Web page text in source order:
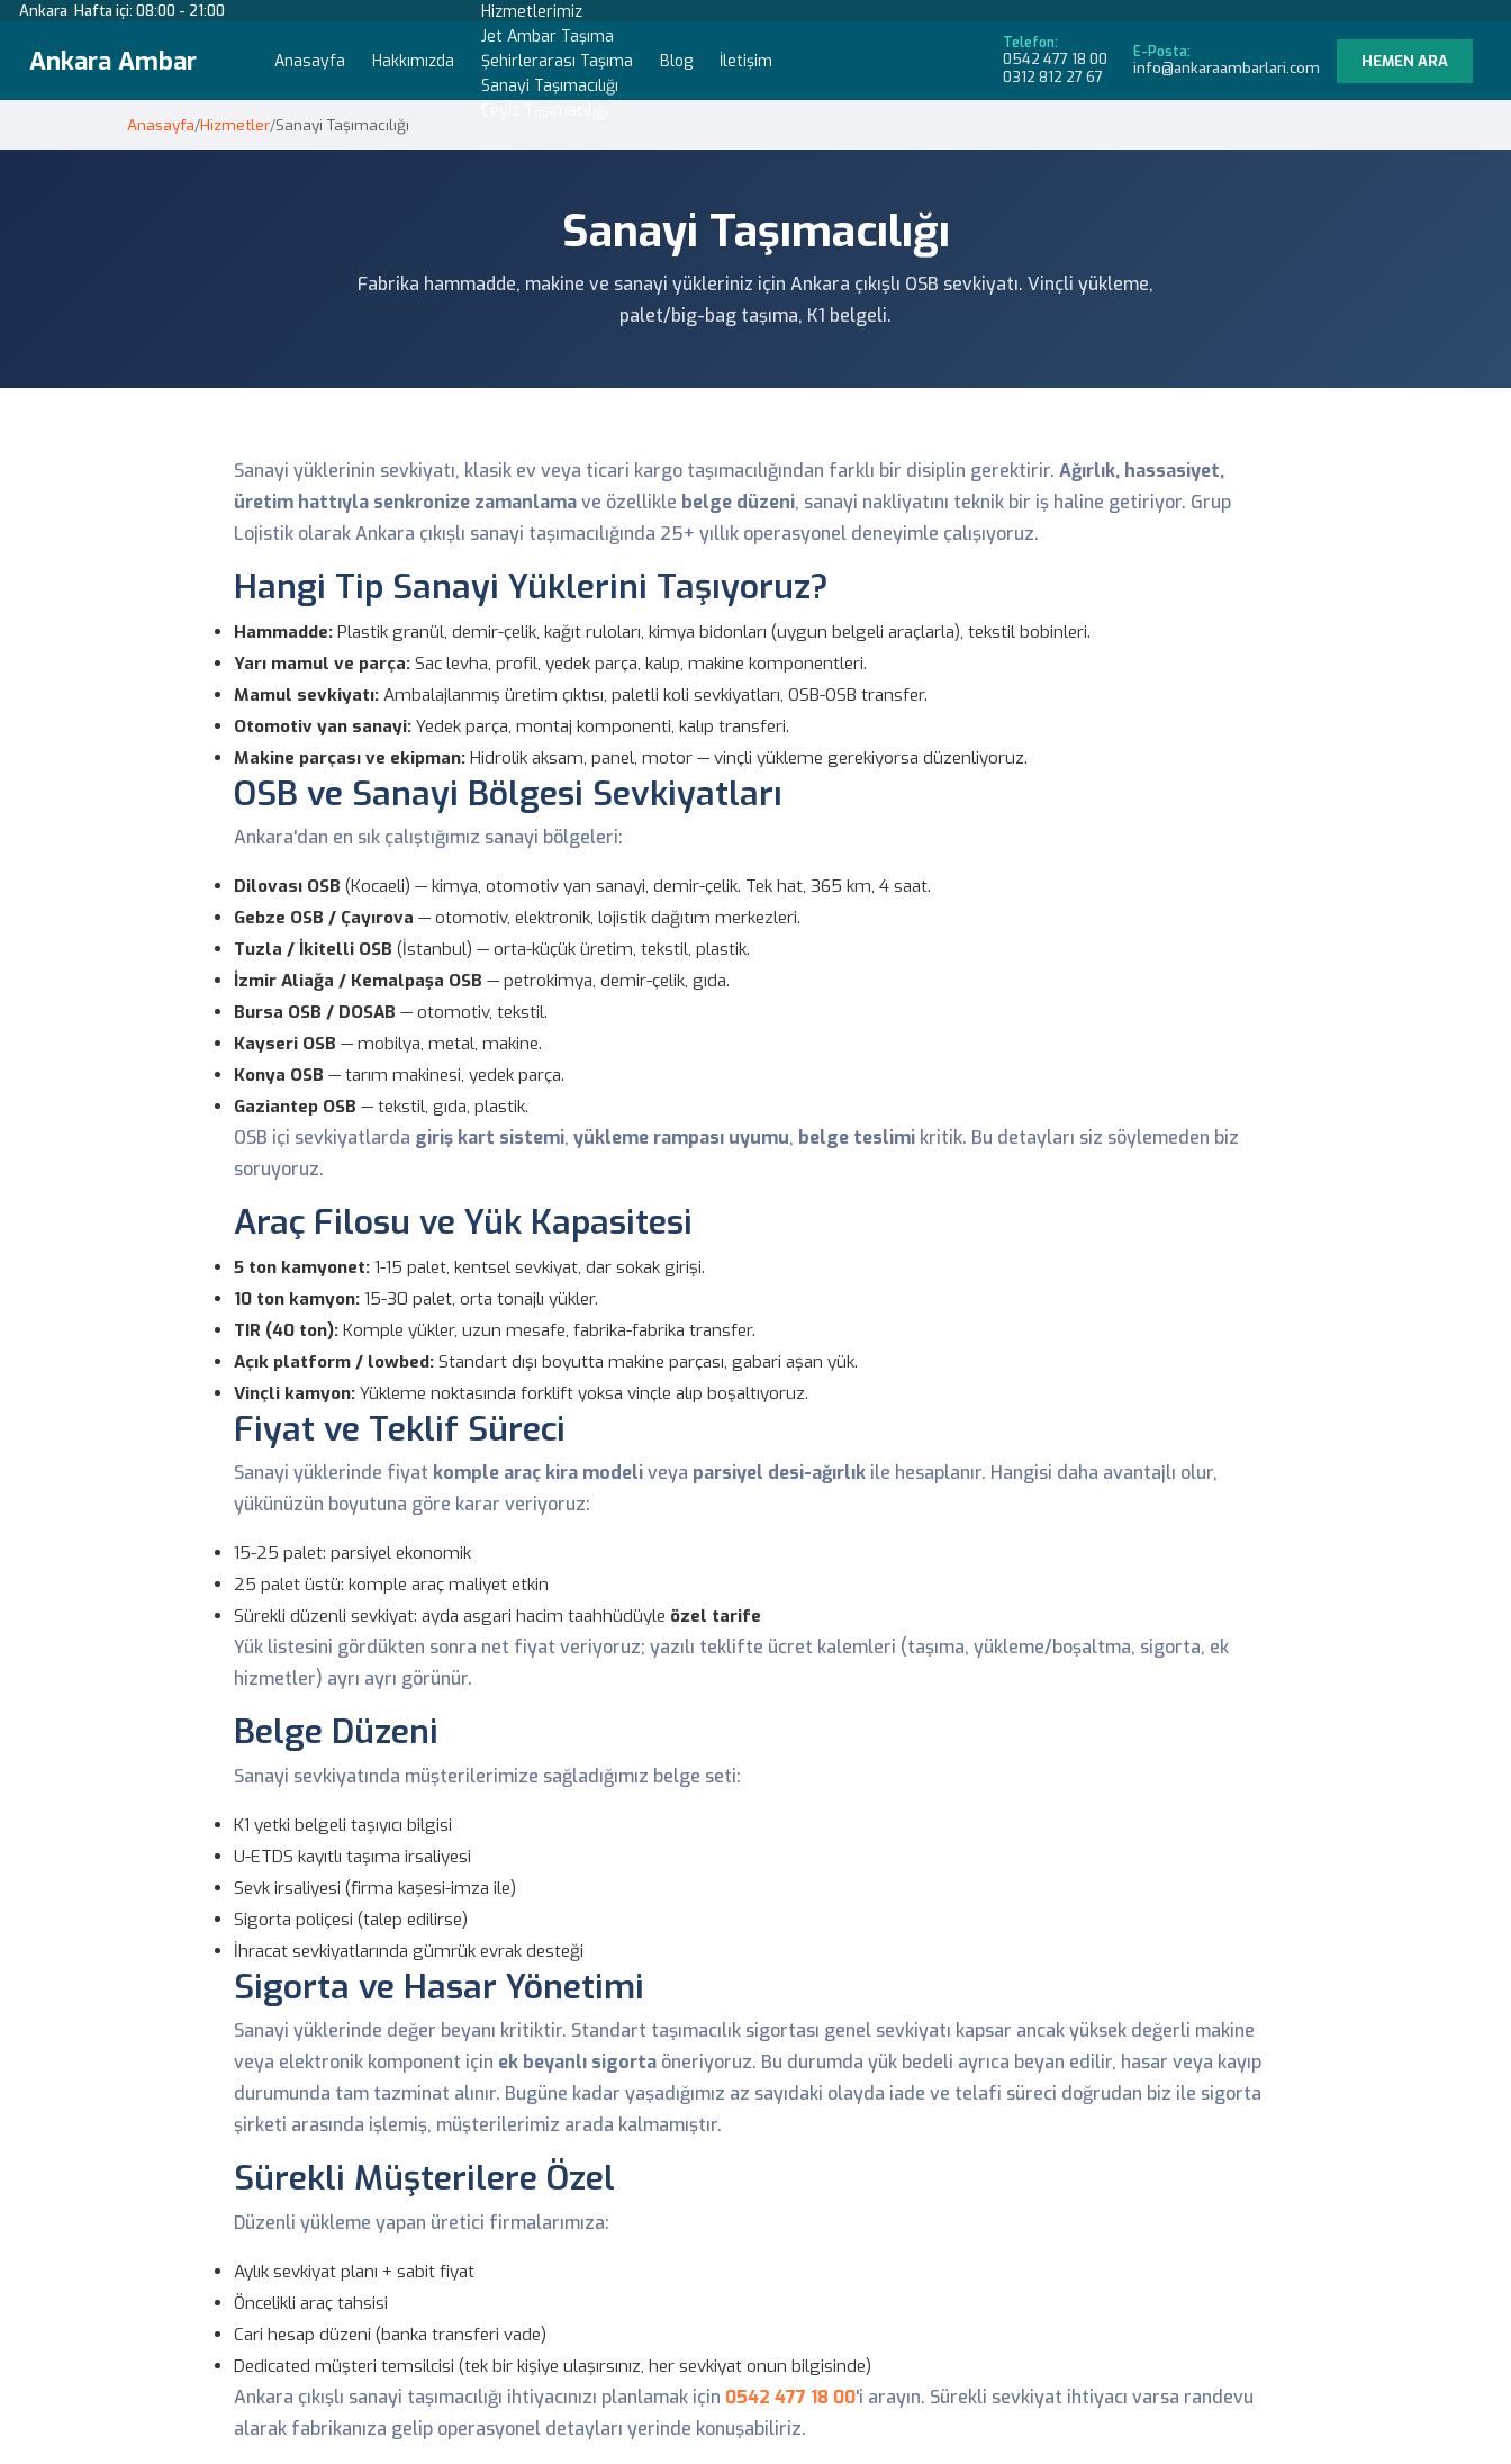
Ankara Hafta içi: 08:00 - 21:00
Ankara Ambar Anasayfa Hakkımızda
Hizmetlerimiz
Jet Ambar Taşıma
Şehirlerarası Taşıma
Sanayi Taşımacılığı
Blog İletişim
Telefon:
0542 477 18 00
0312 812 27 67
E-Posta:
info@ankaraambarlari.com HEMEN ARA
Anasayfa/Hizmetler/Sanayi Taşımacılığı
Sanayi Taşımacılığı
Fabrika hammadde, makine ve sanayi yükleriniz için Ankara çıkışlı OSB sevkiyatı. Vinçli yükleme,
palet/big-bag taşıma, K1 belgeli.
Sanayi yüklerinin sevkiyatı, klasik ev veya ticari kargo taşımacılığından farklı bir disiplin gerektirir.Ağırlık, hassasiyet,
üretim hattıyla senkronize zamanlamave özellikle belge düzeni, sanayi nakliyatını teknik bir iş haline getiriyor. Grup
Lojistik olarak Ankara çıkışlı sanayi taşımacılığında 25+ yıllık operasyonel deneyimle çalışıyoruz.
Hangi Tip Sanayi Yüklerini Taşıyoruz?
Hammadde: Plastik granül, demir-çelik, kağıt ruloları, kimya bidonları (uygun belgeli araçlarla), tekstil bobinleri.
Yarı mamul ve parça: Sac levha, profil, yedek parça, kalıp, makine komponentleri.
Mamul sevkiyatı: Ambalajlanmış üretim çıktısı, paletli koli sevkiyatları, OSB-OSB transfer.
Otomotiv yan sanayi: Yedek parça, montaj komponenti, kalıp transferi.
Makine parçası ve ekipman: Hidrolik aksam, panel, motor — vinçli yükleme gerekiyorsa düzenliyoruz.
OSB ve Sanayi Bölgesi Sevkiyatları
Ankara'dan en sık çalıştığımız sanayi bölgeleri:
Dilovası OSB (Kocaeli) — kimya, otomotiv yan sanayi, demir-çelik. Tek hat, 365 km, 4 saat.
Gebze OSB / Çayırova — otomotiv, elektronik, lojistik dağıtım merkezleri.
Tuzla / İkitelli OSB (İstanbul) — orta-küçük üretim, tekstil, plastik.
İzmir Aliağa / Kemalpaşa OSB — petrokimya, demir-çelik, gıda.
Bursa OSB / DOSAB — otomotiv, tekstil.
Kayseri OSB — mobilya, metal, makine.
Konya OSB — tarım makinesi, yedek parça.
Gaziantep OSB — tekstil, gıda, plastik.
OSB içi sevkiyatlarda giriş kart sistemi,yükleme rampası uyumu, belge teslimi kritik. Bu detayları siz söylemeden biz
soruyoruz.
Araç Filosu ve Yük Kapasitesi
5 ton kamyonet: 1-15 palet, kentsel sevkiyat, dar sokak girişi.
10 ton kamyon: 15-30 palet, orta tonajlı yükler.
TIR (40 ton): Komple yükler, uzun mesafe, fabrika-fabrika transfer.
Açık platform / lowbed: Standart dışı boyutta makine parçası, gabari aşan yük.
Vinçli kamyon: Yükleme noktasında forklift yoksa vinçle alıp boşaltıyoruz.
Fiyat ve Teklif Süreci
Sanayi yüklerinde fiyat komple araç kira modeliveya parsiyel desi-ağırlık ile hesaplanır. Hangisi daha avantajlı olur,
yükünüzün boyutuna göre karar veriyoruz:
15-25 palet: parsiyel ekonomik
25 palet üstü: komple araç maliyet etkin
Sürekli düzenli sevkiyat: ayda asgari hacim taahhüdüyle özel tarife
Yük listesini gördükten sonra net fiyat veriyoruz; yazılı teklifte ücret kalemleri (taşıma, yükleme/boşaltma, sigorta, ek
hizmetler) ayrı ayrı görünür.
Belge Düzeni
Sanayi sevkiyatında müşterilerimize sağladığımız belge seti:
K1 yetki belgeli taşıyıcı bilgisi
U-ETDS kayıtlı taşıma irsaliyesi
Sevk irsaliyesi (firma kaşesi-imza ile)
Sigorta poliçesi (talep edilirse)
İhracat sevkiyatlarında gümrük evrak desteği
Sigorta ve Hasar Yönetimi
Sanayi yüklerinde değer beyanı kritiktir. Standart taşımacılık sigortası genel sevkiyatı kapsar ancak yüksek değerli makine
veya elektronik komponent için ek beyanlı sigorta öneriyoruz. Bu durumda yük bedeli ayrıca beyan edilir, hasar veya kayıp
durumunda tam tazminat alınır. Bugüne kadar yaşadığımız az sayıdaki olayda iade ve telafi süreci doğrudan biz ile sigorta
şirketi arasında işlemiş, müşterilerimiz arada kalmamıştır.
Sürekli Müşterilere Özel
Düzenli yükleme yapan üretici firmalarımıza:
Aylık sevkiyat planı + sabit fiyat
Öncelikli araç tahsisi
Cari hesap düzeni (banka transferi vade)
Dedicated müşteri temsilcisi (tek bir kişiye ulaşırsınız, her sevkiyat onun bilgisinde)
Ankara çıkışlı sanayi taşımacılığı ihtiyacınızı planlamak için 0542 477 18 00'i arayın. Sürekli sevkiyat ihtiyacı varsa randevu
alarak fabrikanıza gelip operasyonel detayları yerinde konuşabiliriz.